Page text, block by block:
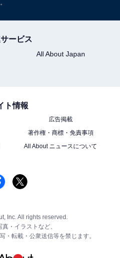
ービス
All About Japan
ト情報
広告掲載
著作権・商標・免責事項
All About ニュースについて
Inc. All rights reserved.
・イラストなど、
・転載・公衆送信等を禁じます。